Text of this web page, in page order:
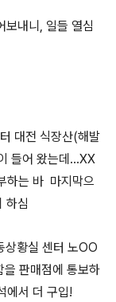
보내니, 일들 열심
대전 식장산(해발
들어 왔는데...XX
하는 바 마지막으
하심
황실 센터 노OO
판매점에 통보하
에서 더 구입!